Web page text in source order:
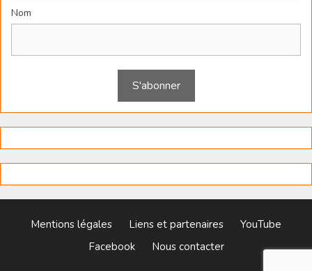
Nom
Mentions légales Liens et partenaires
YouTube
Facebook
Nous contacter